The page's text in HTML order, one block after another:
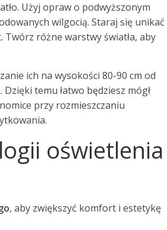
Użyj opraw o podwyższonym
wilgocią. Staraj się unikać
różne warstwy światła, aby
ich na wysokości 80-90 cm od
temu łatwo będziesz mógł
przy rozmieszczaniu
oświetlenia
, aby zwiększyć komfort i estetykę